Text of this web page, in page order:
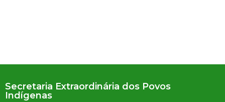
Secretaria Extraordinária dos Povos
Indígenas